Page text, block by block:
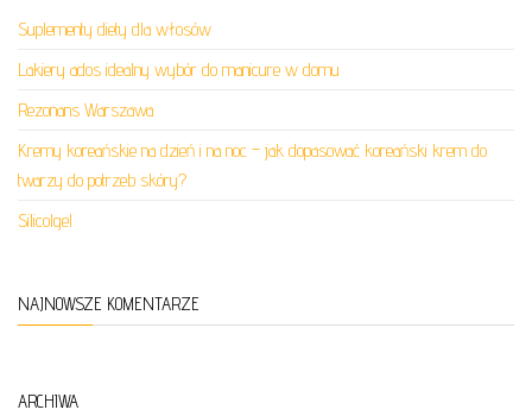
Suplementy diety dla włosów
Lakiery ados idealny wybór do manicure w domu
Rezonans Warszawa
Kremy koreańskie na dzień i na noc – jak dopasować koreański krem do
twarzy do potrzeb skóry?
Silicolgel
NAJNOWSZE KOMENTARZE
ARCHIWA